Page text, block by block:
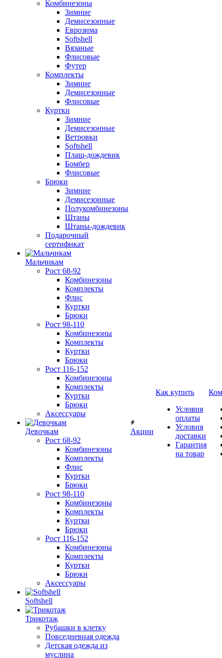
Комбинезоны
Зимние
Демисезонные
Еврозима
Softshell
Вязаные
Флисовые
Футер
Комплекты
Зимние
Демисезонные
Флисовые
Куртки
Зимние
Демисезонные
Ветровки
Softshell
Плащ-дождевик
Бомбер
Флисовые
Брюки
Зимние
Демисезонные
Полукомбинезоны
Штаны
Штаны-дождевик
Подарочный
сертификат
Мальчикам
Рост 68-92
Комбинезоны
Комплекты
Флис
Куртки
Брюки
Рост 98-110
Комбинезоны
Комплекты
Куртки
Брюки
Рост 116-152
Комбинезоны
Комплекты
Куртки
Брюки
Аксессуары
Девочкам
Рост 68-92
Комбинезоны
Комплекты
Флис
Куртки
Брюки
Рост 98-110
Комбинезоны
Комплекты
Куртки
Брюки
Рост 116-152
Комбинезоны
Комплекты
Куртки
Брюки
Аксессуары
Softshell
Трикотаж
Рубашки в клетку
Повседневная одежда
Детская одежда из
муслина
Акции
Как купить
Условия
оплаты
Условия
доставки
Гарантия
на товар